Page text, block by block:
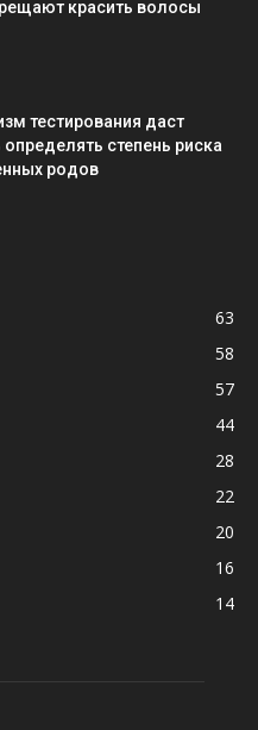
красить волосы
тестирования даст
степень риска
родов
63
58
57
44
28
22
20
16
14